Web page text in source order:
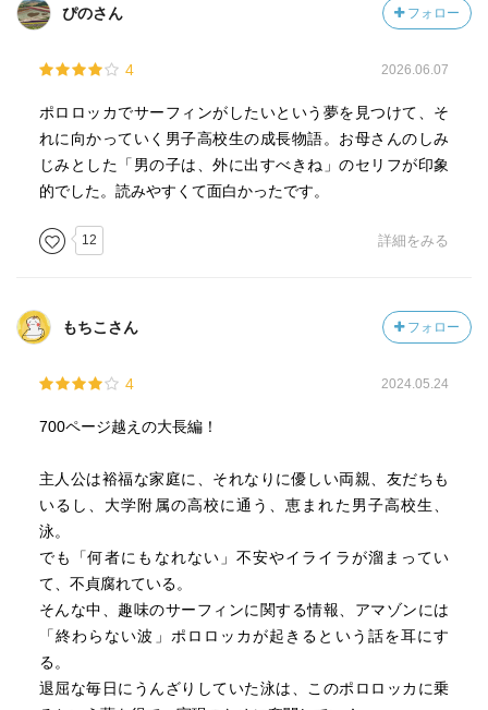
ぴのさん フォロー
4 2026.06.07
ポロロッカでサーフィンがしたいという夢を見つけて、そ
れに向かっていく男子高校生の成長物語。お母さんのしみ
じみとした「男の子は、外に出すべきね」のセリフが印象
的でした。読みやすくて面白かったです。
12 詳細をみる
もちこさん フォロー
4 2024.05.24
700ページ越えの大長編！
主人公は裕福な家庭に、それなりに優しい両親、友だちも
いるし、大学附属の高校に通う、恵まれた男子高校生、
泳。
でも「何者にもなれない」不安やイライラが溜まってい
て、不貞腐れている。
そんな中、趣味のサーフィンに関する情報、アマゾンには
「終わらない波」ポロロッカが起きるという話を耳にす
る。
退屈な毎日にうんざりしていた泳は、このポロロッカに乗